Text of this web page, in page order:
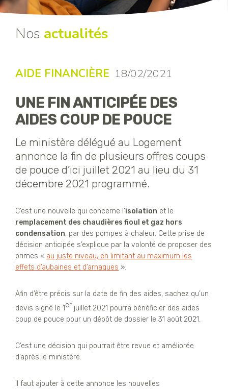
Nos actualités
AIDE FINANCIÈRE 18/02/2021
UNE FIN ANTICIPÉE DES
AIDES COUP DE POUCE
Le ministère délégué au Logement
annonce la fin de plusieurs offres coups
de pouce d’ici juillet 2021 au lieu du 31
décembre 2021 programmé.
C’est une nouvelle qui concerne l’isolation et le
remplacement des chaudières fioul et gaz hors
condensation, par des pompes à chaleur. Cette prise de
décision anticipée s’explique par la volonté de proposer des
primes « au juste niveau, en limitant au maximum les
effets d’aubaines et d’arnaques ».
Afin d’être précis sur la date de fin des aides, sachez qu’un
devis signé le 1er juillet 2021 pourra bénéficier des aides
coup de pouce pour un dépôt de dossier le 31 août 2021.
C’est une décision qui pourrait être revue et améliorée
d’après le ministère.
Il faut ajouter à cette annonce les nouvelles